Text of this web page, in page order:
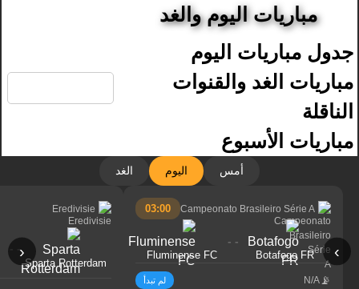
مباريات اليوم والغد
جدول مباريات اليوم
مباريات الغد والقنوات
الناقلة
مباريات الأسبوع
أمس اليوم الغد
‹ ›
Campeonato Brasileiro Série A
03:00
Botafogo FR
- -
Fluminense FC
N/A لم تبدأ
Eredivisie
Sparta Rotterdam
- -